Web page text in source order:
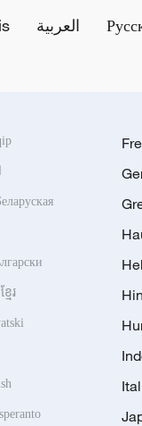
العربية
ខ្មែរ